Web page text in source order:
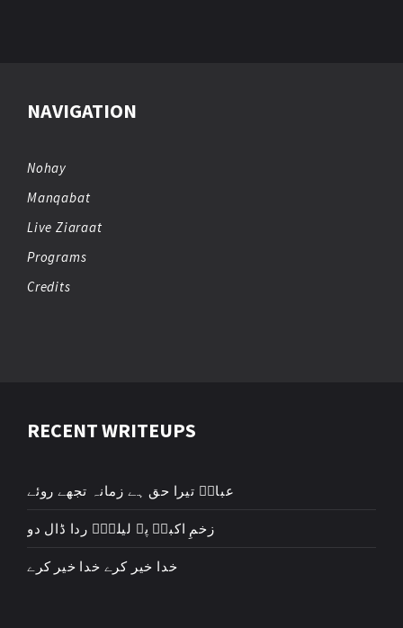
NAVIGATION
Nohay
Manqabat
Live Ziaraat
Programs
Credits
RECENT WRITEUPS
عباسؑ تیرا حق ہے زمانہ تجھے روئے
زخمِ اکبرؑ پہ لیلیٰؑ ردا ڈال دو
خدا خیر کرے خدا خیر کرے